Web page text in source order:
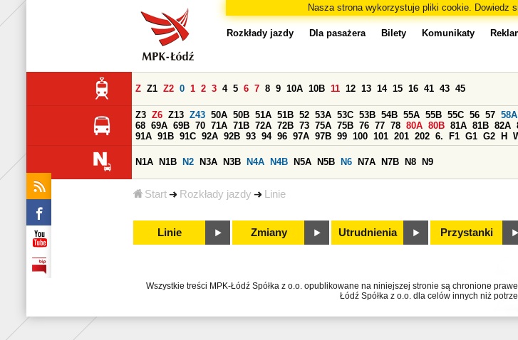
Nasza strona wykorzystuje pliki cookie. Dowiedz
Start Rozkłady jazdy Linie
Rozkłady jazdy Dla pasażera Bilety Komunikaty
Z Z1 Z2 0 1 2 3 4 5 6 7 8 9 10A 10B 11 12 13 14 15 16 41 43 45
Z3 Z6 Z13 Z43 50A 50B 51A 51B 52 53A 53C 53B 54B 55A 55B 55C 56 57 58A
68 69A 69B 70 71A 71B 72A 72B 73 75A 75B 76 77 78 80A 80B 81A 81B 82A
91A 91B 91C 92A 92B 93 94 96 97A 97B 99 100 101 201 202 6. F1 G1 G2 H
N1A N1B N2 N3A N3B N4A N4B N5A N5B N6 N7A N7B N8 N9
Linie Zmiany Utrudnienia Przystanki
Wszystkie treści MPK-Łódź Spółka z o.o. opublikowane na niniejszej stronie są chronione
Łódź Spółka z o.o. dla celów innych niż